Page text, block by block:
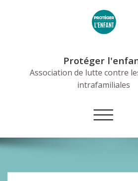
Protéger
Association de lutte contre
intrafamiliales
Afficher/masquer
la